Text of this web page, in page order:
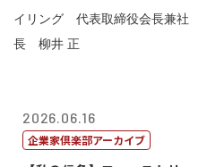
2026.06.16
企業家倶楽部アーカイブ